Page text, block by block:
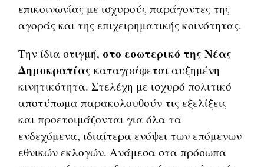
επικοινωνίας με ισχυρούς παράγοντες της
αγοράς και της επιχειρηματικής κοινότητας.
Την ίδια στιγμή,στο εσωτερικό της Νέας
Δημοκρατίας καταγράφεται αυξημένη
κινητικότητα. Στελέχη με ισχυρό πολιτικό
αποτύπωμα παρακολουθούν τις εξελίξεις
και προετοιμάζονται για όλα τα
ενδεχόμενα, ιδιαίτερα ενόψει των επόμενων
εθνικών εκλογών. Ανάμεσα στα πρόσωπα